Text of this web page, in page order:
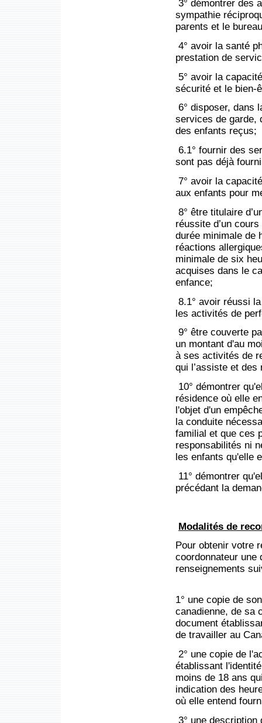
3° démontrer des
sympathie
parents et le
4° avoir la santé
prestation de
5° avoir la
sécurité et le bien-
6° disposer, dans
services de garde,
des enfants reçus;
6.1° fournir des
sont pas déjà
7° avoir la
aux enfants pour
8° être titulaire
réussite d’un
durée minimale de
réactions
minimale de six
acquises dans le
enfance;
8.1° avoir réussi
les activités de
9° être couverte
un montant d'au
à ses activités de
qui l’assiste et des
10° démontrer
résidence où elle
l'objet d'un
la conduite
familial et que ces
responsabilités ni
les enfants qu'elle
11° démontrer
précédant la
Modalités de
Pour obtenir votre
coordonnateur une
renseignements
1° une copie de
canadienne, de sa
document
de travailler au
2° une copie de
établissant
moins de 18 ans
indication des
où elle entend
3° une